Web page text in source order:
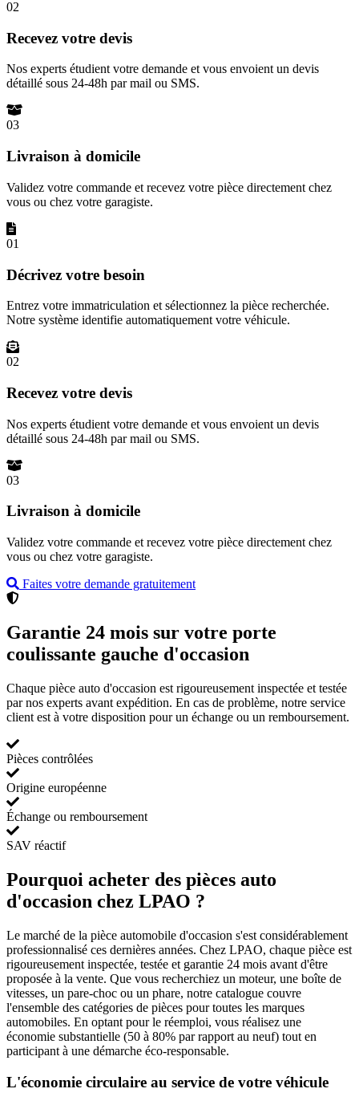
02
Recevez votre devis
Nos experts étudient votre demande et vous envoient un devis
détaillé sous 24-48h par mail ou SMS.
03
Livraison à domicile
Validez votre commande et recevez votre pièce directement chez
vous ou chez votre garagiste.
01
Décrivez votre besoin
Entrez votre immatriculation et sélectionnez la pièce recherchée.
Notre système identifie automatiquement votre véhicule.
02
Recevez votre devis
Nos experts étudient votre demande et vous envoient un devis
détaillé sous 24-48h par mail ou SMS.
03
Livraison à domicile
Validez votre commande et recevez votre pièce directement chez
vous ou chez votre garagiste.
Faites votre demande gratuitement
Garantie 24 mois sur votre porte
coulissante gauche d'occasion
Chaque pièce auto d'occasion est rigoureusement inspectée et testée
par nos experts avant expédition. En cas de problème, notre service
client est à votre disposition pour un échange ou un remboursement.
Pièces contrôlées
Origine européenne
Échange ou remboursement
SAV réactif
Pourquoi acheter des pièces auto
d'occasion chez LPAO ?
Le marché de la pièce automobile d'occasion s'est considérablement
professionnalisé ces dernières années. Chez LPAO, chaque pièce est
rigoureusement inspectée, testée et garantie 24 mois avant d'être
proposée à la vente. Que vous recherchiez un moteur, une boîte de
vitesses, un pare-choc ou un phare, notre catalogue couvre
l'ensemble des catégories de pièces pour toutes les marques
automobiles. En optant pour le réemploi, vous réalisez une
économie substantielle (50 à 80% par rapport au neuf) tout en
participant à une démarche éco-responsable.
L'économie circulaire au service de votre véhicule